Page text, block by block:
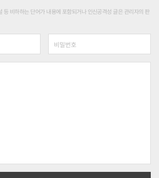
등 비하하는 단어가 내용에 포함되거나 인신공격성 글은 관리자의 판